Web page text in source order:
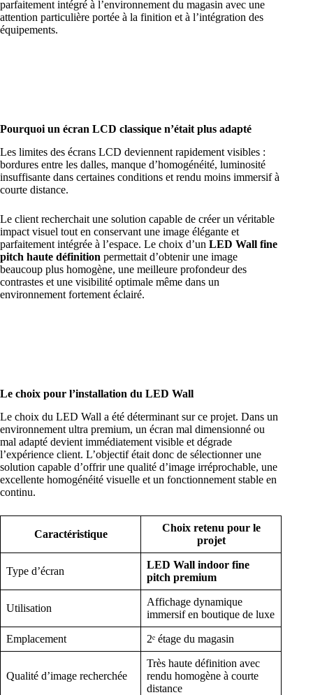
parfaitement intégré à l’environnement du magasin avec une
attention particulière portée à la finition et à l’intégration des
équipements.
Pourquoi un écran LCD classique n’était plus adapté
Les limites des écrans LCD deviennent rapidement visibles :
bordures entre les dalles, manque d’homogénéité, luminosité
insuffisante dans certaines conditions et rendu moins immersif à
courte distance.
Le client recherchait une solution capable de créer un véritable
impact visuel tout en conservant une image élégante et
parfaitement intégrée à l’espace. Le choix d’un LED Wall fine
pitch haute définition permettait d’obtenir une image
beaucoup plus homogène, une meilleure profondeur des
contrastes et une visibilité optimale même dans un
environnement fortement éclairé.
Le choix pour l’installation du LED Wall
Le choix du LED Wall a été déterminant sur ce projet. Dans un
environnement ultra premium, un écran mal dimensionné ou
mal adapté devient immédiatement visible et dégrade
l’expérience client. L’objectif était donc de sélectionner une
solution capable d’offrir une qualité d’image irréprochable, une
excellente homogénéité visuelle et un fonctionnement stable en
continu.
Caractéristique
Choix retenu pour le
projet
Type d’écran
LED Wall indoor fine
pitch premium
Utilisation
Affichage dynamique
immersif en boutique de luxe
Emplacement 2ᵉ étage du magasin
Qualité d’image recherchée
Très haute définition avec
rendu homogène à courte
distance